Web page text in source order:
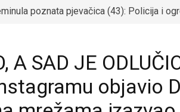
poznata pjevačica (43): Policija i
SE UDALA ZA ITALIJANSKOG GROFA
A SAD JE
objavio